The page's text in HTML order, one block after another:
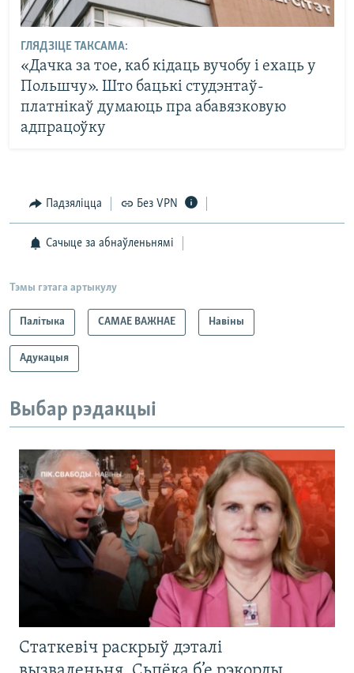
ГЛЯДЗІЦЕ ТАКСАМА:
«Дачка за тое, каб кідаць вучобу і ехаць у
Польшчу». Што бацькі студэнтаў-
платнікаў думаюць пра абавязковую
адпрацоўку
Падзяліцца Без VPN
Сачыце за абнаўленьнямі
Тэмы гэтага артыкулу
Палітыка САМАЕ ВАЖНАЕ Навіны
Адукацыя
Выбар рэдакцыі
Статкевіч раскрыў дэталі